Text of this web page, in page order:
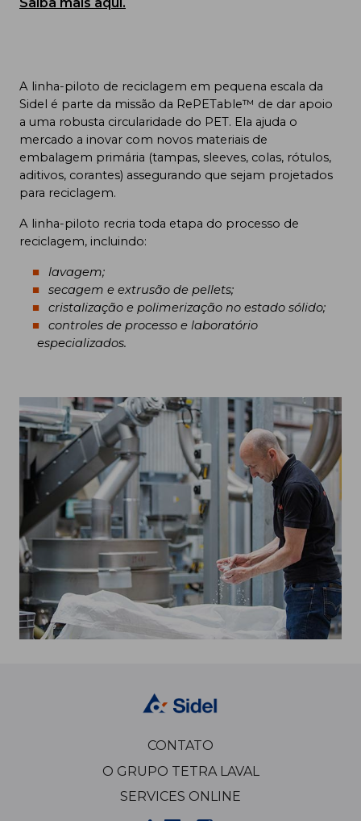
A linha-piloto de reciclagem em pequena escala da
Sidel é parte da missão da RePETable™ de dar apoio
a uma robusta circularidade do PET. Ela ajuda o
mercado a inovar com novos materiais de
embalagem primária (tampas, sleeves, colas, rótulos,
aditivos, corantes) assegurando que sejam projetados
para reciclagem.
A linha-piloto recria toda etapa do processo de
reciclagem, incluindo:
lavagem;
secagem e extrusão de pellets;
cristalização e polimerização no estado sólido;
controles de processo e laboratório
especializados.
CONTATO
O GRUPO TETRA LAVAL
SERVICES ONLINE